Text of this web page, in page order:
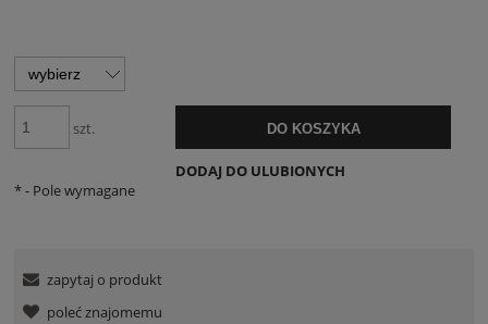
szt. DO KOSZYKA
DODAJ DO ULUBIONYCH
*- Pole wymagane
zapytaj o produkt
poleć znajomemu